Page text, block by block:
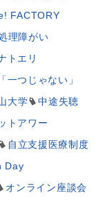
FACTORY
理障がい
トエリ
一つじゃない」
大学
中途失聴
トアワー
自立支援医療制度
Day
オンライン座談会